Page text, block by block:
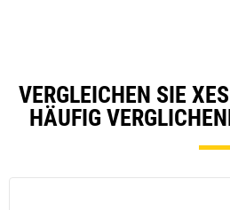
VERGLEICHEN SIE
HÄUFIG